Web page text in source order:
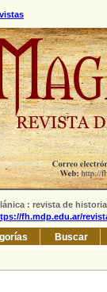
: revista de
fh.mdp.edu.ar/
Buscar